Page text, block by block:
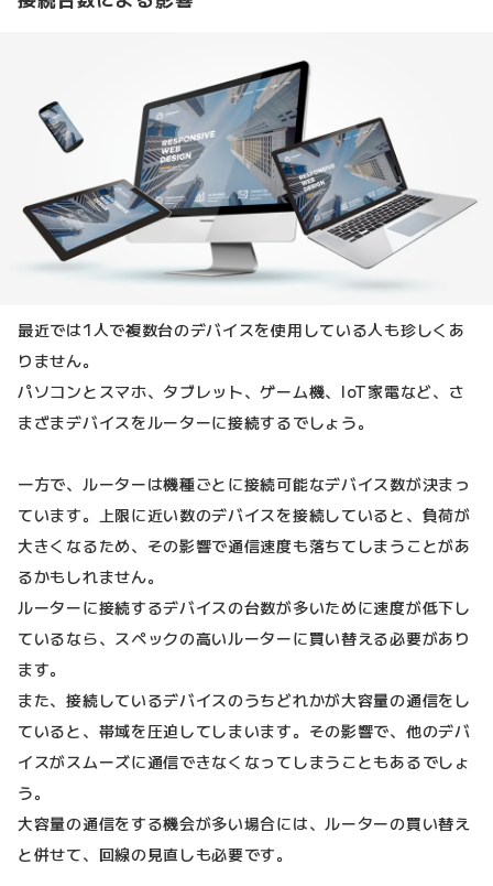
最近では1人で複数台のデバイスを使用している人も珍しくあ
りません。
パソコンとスマホ、タブレット、ゲーム機、IoT家電など、さ
まざまデバイスをルーターに接続するでしょう。
一方で、ルーターは機種ごとに接続可能なデバイス数が決まっ
ています。上限に近い数のデバイスを接続していると、負荷が
大きくなるため、その影響で通信速度も落ちてしまうことがあ
るかもしれません。
ルーターに接続するデバイスの台数が多いために速度が低下し
ているなら、スペックの高いルーターに買い替える必要があり
ます。
また、接続しているデバイスのうちどれかが大容量の通信をし
ていると、帯域を圧迫してしまいます。その影響で、他のデバ
イスがスムーズに通信できなくなってしまうこともあるでしょ
う。
大容量の通信をする機会が多い場合には、ルーターの買い替え
と併せて、回線の見直しも必要です。